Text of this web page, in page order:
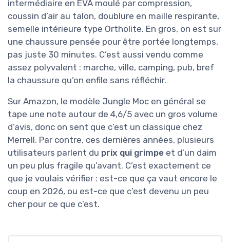
intermédiaire en EVA moulé par compression,
coussin d’air au talon, doublure en maille respirante,
semelle intérieure type Ortholite. En gros, on est sur
une chaussure pensée pour être portée longtemps,
pas juste 30 minutes. C’est aussi vendu comme
assez polyvalent : marche, ville, camping, pub, bref
la chaussure qu’on enfile sans réfléchir.
Sur Amazon, le modèle Jungle Moc en général se
tape une note autour de 4,6/5 avec un gros volume
d’avis, donc on sent que c’est un classique chez
Merrell. Par contre, ces dernières années, plusieurs
utilisateurs parlent du prix qui grimpe et d’un daim
un peu plus fragile qu’avant. C’est exactement ce
que je voulais vérifier : est-ce que ça vaut encore le
coup en 2026, ou est-ce que c’est devenu un peu
cher pour ce que c’est.